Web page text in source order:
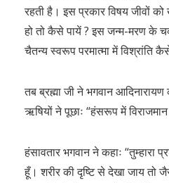
रहती है। इस प्रकार विषय जीवों को
हो तो कैसे पायें ? इस जन्म-मरण के
चैतन्य स्वरूप परमात्मा में विश्रांति
तब ब्रह्मा जी ने भगवान
ऋषियों ने पूछाः “हंसरूप में
हंसावतार भगवान ने कहाः “तुम्हारा
हूँ। शरीर की दृष्टि से देखा जाय तो